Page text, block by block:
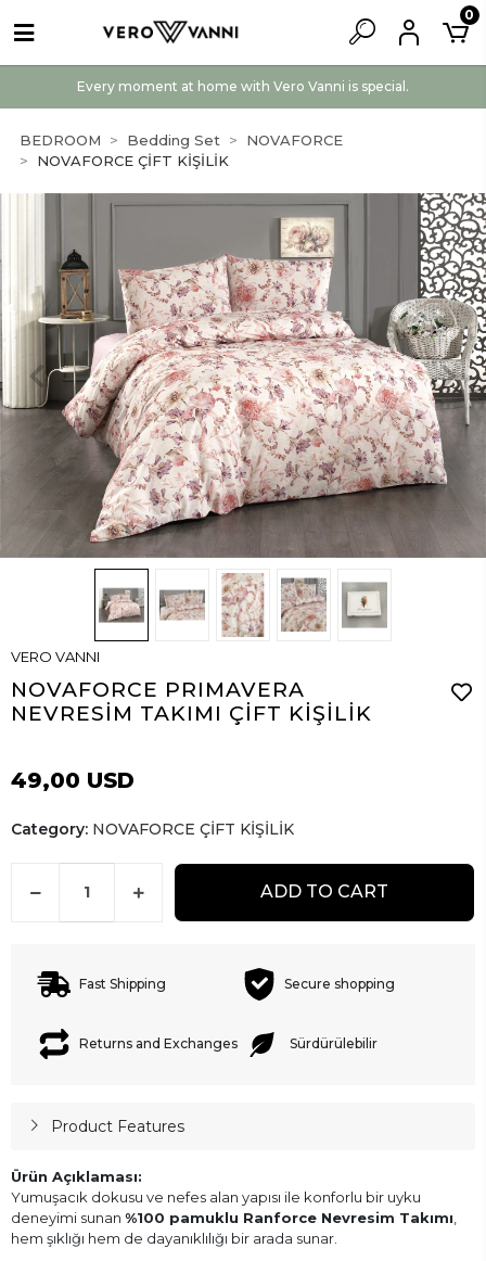
Every moment at home with Vero Vanni is special.
0
BEDROOM Bedding Set
NOVAFORCE
NOVAFORCE ÇİFT KİŞİLİK
VERO VANNI
NOVAFORCE PRIMAVERA
NEVRESİM TAKIMI ÇİFT KİŞİLİK
49,00 USD
Category: NOVAFORCE ÇİFT KİŞİLİK
ADD TO CART
Fast Shipping Secure shopping
Returns and Exchanges Sürdürülebilir
Product Features
Ürün Açıklaması:
Yumuşacık dokusu ve nefes alan yapısı ile konforlu bir uyku
deneyimi sunan %100 pamuklu Ranforce Nevresim Takımı
hem şıklığı hem de dayanıklılığı bir arada sunar.